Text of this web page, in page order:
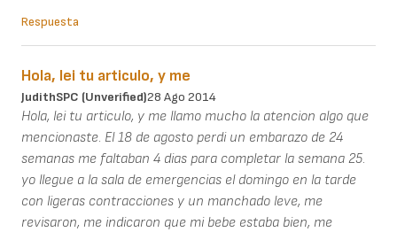
Respuesta
Hola, lei tu articulo, y me
JudithSPC (unverified)28 Ago 2014
Hola, lei tu articulo, y me llamo mucho la atencion algo que
mencionaste. El 18 de agosto perdi un embarazo de 24
semanas me faltaban 4 dias para completar la semana 25.
yo llegue a la sala de emergencias el domingo en la tarde
con ligeras contracciones y un manchado leve, me
revisaron, me indicaron que mi bebe estaba bien, me